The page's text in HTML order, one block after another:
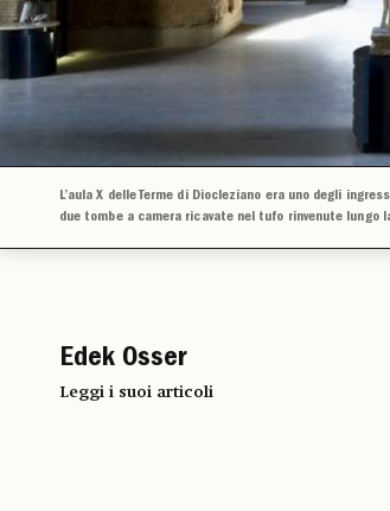
L’aula X delle Terme di Diocleziano era uno degli
due tombe a camera ricavate nel tufo rinvenute lungo
Edek Osser
Leggi i suoi articoli